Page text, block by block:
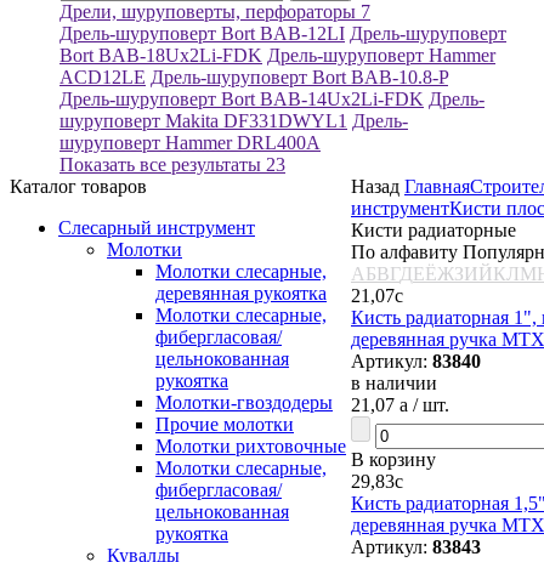
Дрели, шуруповерты, перфораторы 7
Дрель-шуруповерт Bort BAB-12LI Дрель-шуруповерт
Bort BAB-18Ux2Li-FDK Дрель-шуруповерт Hammer
ACD12LE Дрель-шуруповерт Bort BAB-10.8-P
Дрель-шуруповерт Bort BAB-14Ux2Li-FDK Дрель-
шуруповерт Makita DF331DWYL1 Дрель-
шуруповерт Hammer DRL400A
Показать все результаты 23
Каталог товаров
Слесарный инструмент
Молотки
Молотки слесарные,
деревянная рукоятка
Молотки слесарные,
фибергласовая/
цельнокованная
рукоятка
Молотки-гвоздодеры
Прочие молотки
Молотки рихтовочные
Молотки слесарные,
фибергласовая/
цельнокованная
рукоятка
Кувалды
Назад Главная
инструментКисти
Кисти радиаторные
По алфавиту
АБВГДЕЁЖЗИЙКЛМ
21,07c
Кисть радиаторная 1",
деревянная ручка MTX
Артикул: 83840
в наличии
21,07 a / шт.
В корзину
29,83c
Кисть радиаторная
деревянная ручка MTX
Артикул: 83843